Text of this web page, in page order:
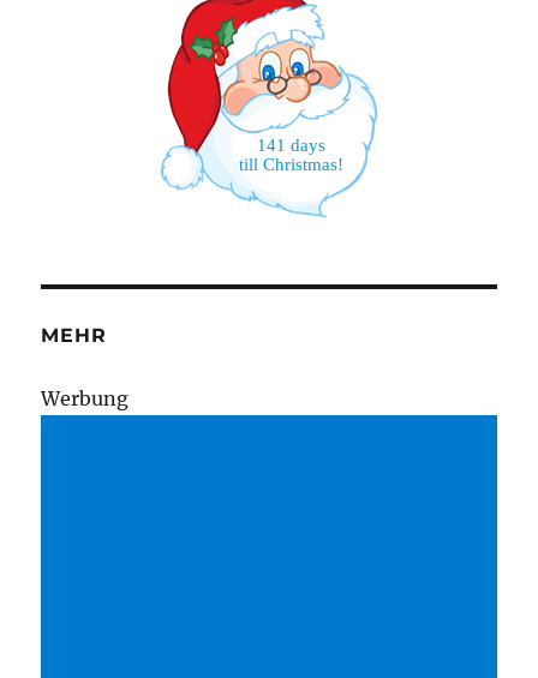
141 days
till Christmas!
MEHR
Wer­bung